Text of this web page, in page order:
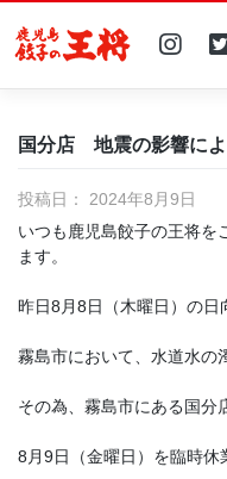
content
国分店 地震の影響に
投稿日： 2024年8月9日
いつも鹿児島餃子の王将を
ます。
昨日8月8日（木曜日）の日
霧島市において、水道水の
その為、霧島市にある国分
8月9日（金曜日）を臨時休